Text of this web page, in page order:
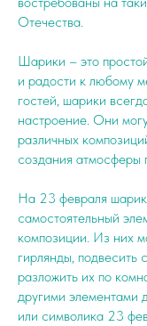
Отечества.
Шарики – это
и радости к любому
гостей, шарики
настроение. Они
различных
создания атмосферы
На 23 февраля
самостоятельный
композиции. Из них
гирлянды, подвесить
разложить их по
другими элементами
или символика 23